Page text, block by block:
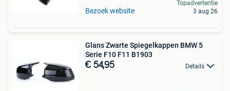
Bezoek website
Topadvertentie
3 aug 26
Glans Zwarte Spiegelkappen BMW 5
Serie F10 F11 B1903
€ 54,95 Details